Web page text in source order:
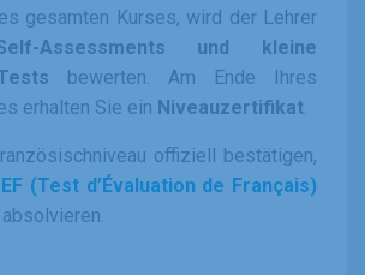
gesamten Kurses, wird der Lehrer
Assessments und kleine
bewerten. Am Ende Ihres
erhalten Sie ein Niveauzertifikat.
offiziell bestätigen,
(Test d’Évaluation de Français)